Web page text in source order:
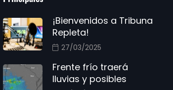
¡Bienvenidos a Tribuna
Repleta!
27/03/2025
Frente frío traerá
lluvias y posibles